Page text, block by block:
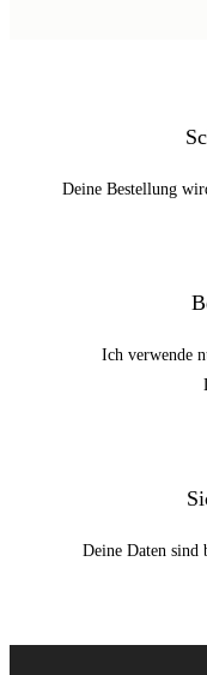
Deine Bestellung
Ich verwende
Deine Daten sind